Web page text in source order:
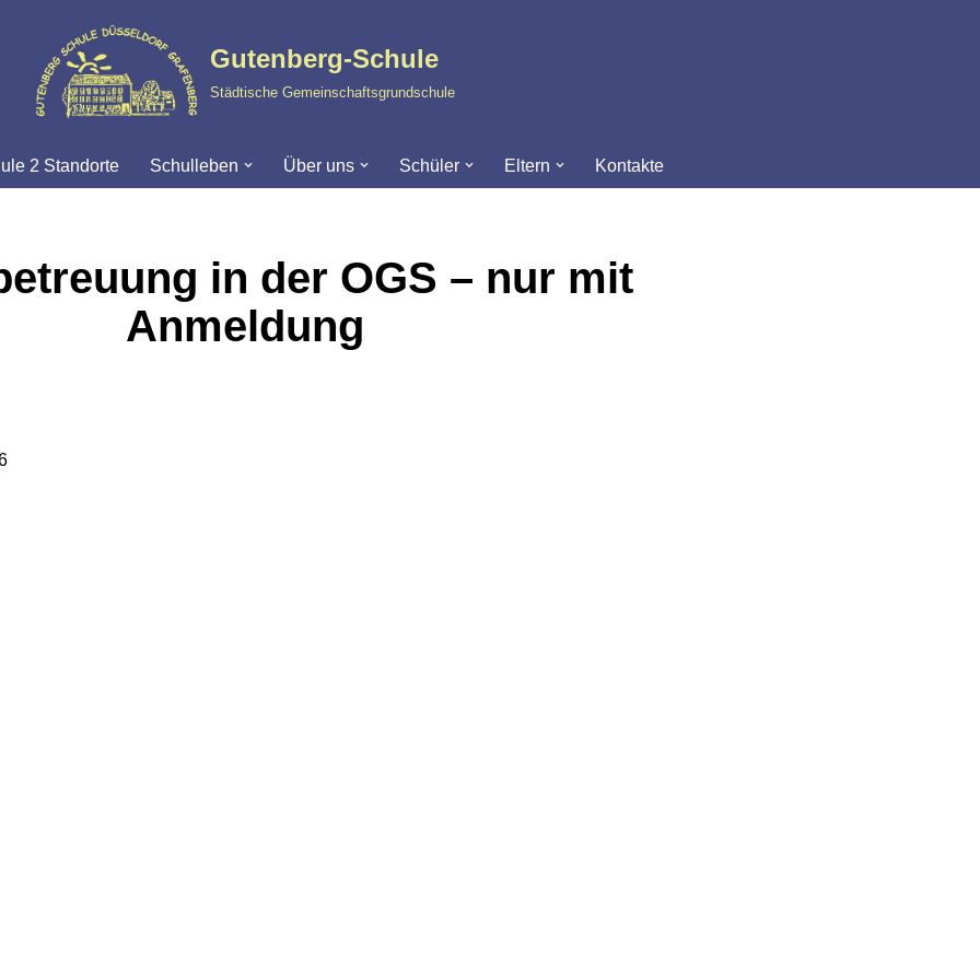
Gutenberg-Schule
Städtische Gemeinschaftsgrundschule
2 Standorte Schulleben Über uns Schüler Eltern Kontakte
in der OGS – nur mit
Anmeldung